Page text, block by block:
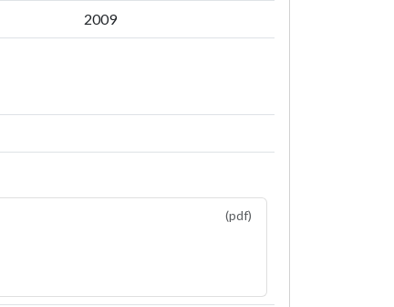
2009
(pdf)